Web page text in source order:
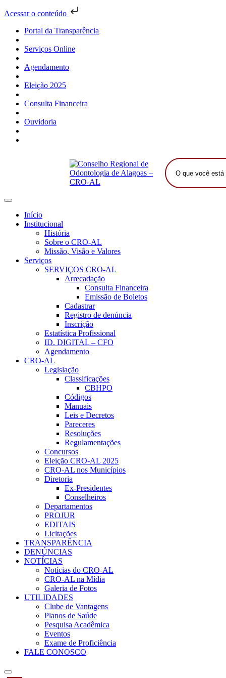
Acessar o conteúdo
Portal da Transparência
Serviços Online
Agendamento
Eleição 2025
Consulta Financeira
Ouvidoria
O
que
Início
Institucional
História
Sobre o CRO-AL
Missão, Visão e Valores
Serviços
SERVIÇOS CRO-AL
Arrecadação
Consulta Financeira
Emissão de Boletos
Cadastrar
Registro de denúncia
Inscrição
Estatística Profissional
ID. DIGITAL – CFO
Agendamento
CRO-AL
Legislação
Classificações
CBHPO
Códigos
Manuais
Leis e Decretos
Pareceres
Resoluções
Regulamentações
Concursos
Eleição CRO-AL 2025
CRO-AL nos Municípios
Diretoria
Ex-Presidentes
Conselheiros
Departamentos
PROJUR
EDITAIS
Licitações
TRANSPARÊNCIA
DENÚNCIAS
NOTÍCIAS
Notícias do CRO-AL
CRO-AL na Mídia
Galeria de Fotos
UTILIDADES
Clube de Vantagens
Planos de Saúde
Pesquisa Acadêmica
Eventos
Exame de Proficiência
FALE CONOSCO